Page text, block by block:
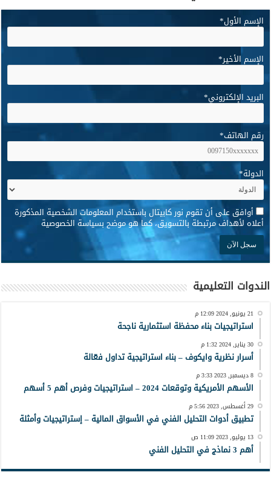
الإسم الأول*
الإسم الأخير*
البريد الإلكتروني*
رقم الهاتف*
الدولة*
* أوافق على أن تقوم نور كابيتال باستخدام المعلومات الشخصية المذكورة
أعلاه لأهداف مرتبطة بالتسويق، كما هو موضح بسياسة الخصوصية
الندوات التعليمية
21 يونيو, 2024 12:09 م
استراتيجيات بناء محفظة استثمارية ناجحة
30 يناير, 2024 1:32 م
أسرار نظرية وايكوف – بناء استراتيجية تداول فعّالة
8 ديسمبر, 2023 3:33 م
الأسهم الأمريكية وتوقعات 2024 – استراتيجيات وفرص أهم 5 أسهم
29 أغسطس, 2023 5:56 م
تطبيق أدوات التحليل الفني في الأسواق المالية – إستراتيجيات وأمثلة
13 يوليو, 2023 11:09 ص
أهم 3 نماذج في التحليل الفني